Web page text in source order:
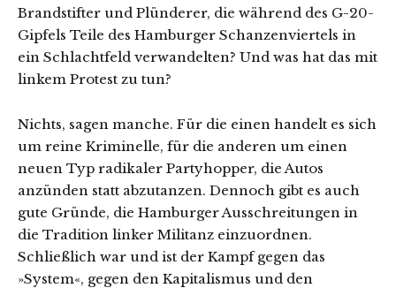
Brandstifter und Plünderer, die während des G-20-
Gipfels Teile des Hamburger Schanzenviertels in
ein Schlachtfeld verwandelten? Und was hat das mit
linkem Protest zu tun?
Nichts, sagen manche. Für die einen handelt es sich
um reine Kriminelle, für die anderen um einen
neuen Typ radikaler Partyhopper, die Autos
anzünden statt abzutanzen. Dennoch gibt es auch
gute Gründe, die Hamburger Ausschreitungen in
die Tradition linker Militanz einzuordnen.
Schließlich war und ist der Kampf gegen das
»System«, gegen den Kapitalismus und den